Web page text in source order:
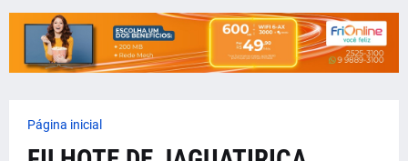
Página inicial